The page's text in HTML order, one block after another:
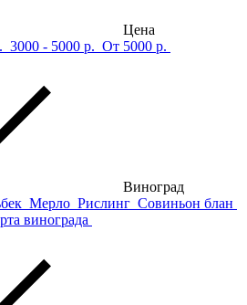
Цена
3000 - 5000 р. От 5000 р.
Виноград
Мерло Рислинг Совиньон блан
винограда